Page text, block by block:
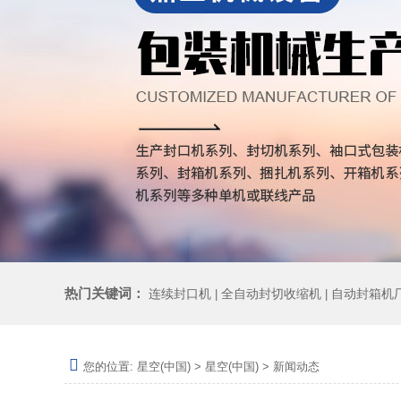
热门关键词： 连续封口机 全自动封切收缩机 自动封箱机
您的位置: 星空(中国) > 星空(中国) > 新闻动态